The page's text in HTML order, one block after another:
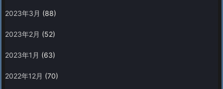
2023年3月 (88)
2023年2月 (52)
2023年1月 (63)
2022年12月 (70)